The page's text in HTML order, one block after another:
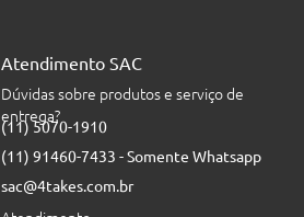
Atendimento SAC
Dúvidas sobre produtos e serviço de
entrega?
(11) 5070-1910
(11) 91460-7433 - Somente Whatsapp
sac@4takes.com.br